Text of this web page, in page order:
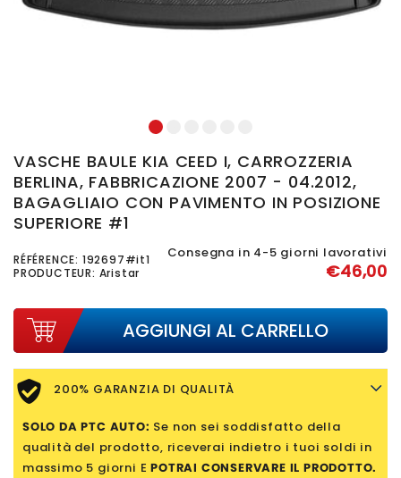
1
VASCHE BAULE KIA CEED I, CARROZZERIA
BERLINA, FABBRICAZIONE 2007 - 04.2012,
BAGAGLIAIO CON PAVIMENTO IN POSIZIONE
SUPERIORE #1
RÉFÉRENCE: 192697#it1
PRODUCTEUR: Aristar
Consegna in 4-5 giorni lavorativi
€46,00
AGGIUNGI AL CARRELLO
200% GARANZIA DI QUALITÀ
SOLO DA PTC AUTO: Se non sei soddisfatto della
qualità del prodotto, riceverai indietro i tuoi soldi in
massimo 5 giorni EPOTRAI CONSERVARE IL PRODOTTO.